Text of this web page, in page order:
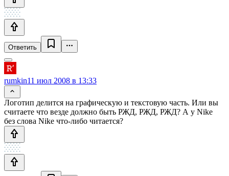
Ответить
rumkin11 июл 2008 в 13:33
Логотип делится на графическую и текстовую часть. Или вы
считаете что везде должно быть РЖД, РЖД, РЖД? А у Nike
без слова Nike что-либо читается?